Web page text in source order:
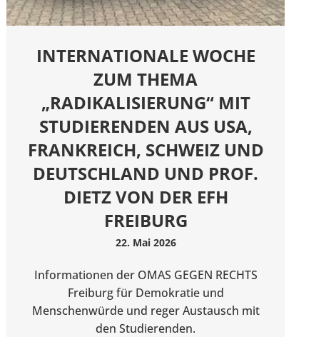
INTERNATIONALE WOCHE
ZUM THEMA
„RADIKALISIERUNG“ MIT
STUDIERENDEN AUS USA,
FRANKREICH, SCHWEIZ UND
DEUTSCHLAND UND PROF.
DIETZ VON DER EFH
FREIBURG
22. Mai 2026
Informationen der OMAS GEGEN RECHTS
Freiburg für Demokratie und
Menschenwürde und reger Austausch mit
den Studierenden.